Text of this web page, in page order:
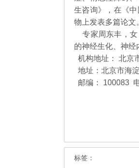
生咨询》，在《
物上发表多篇论文
专家周东丰，女
的神经生化、神经
机构地址： 北京
地址：北京市海
邮编： 100083
标签：